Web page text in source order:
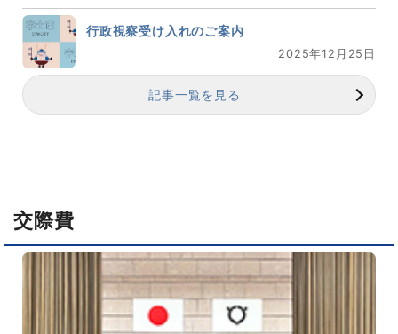
行政視察受け入れのご案内
2025年12月25日
記事一覧を見る
交際費